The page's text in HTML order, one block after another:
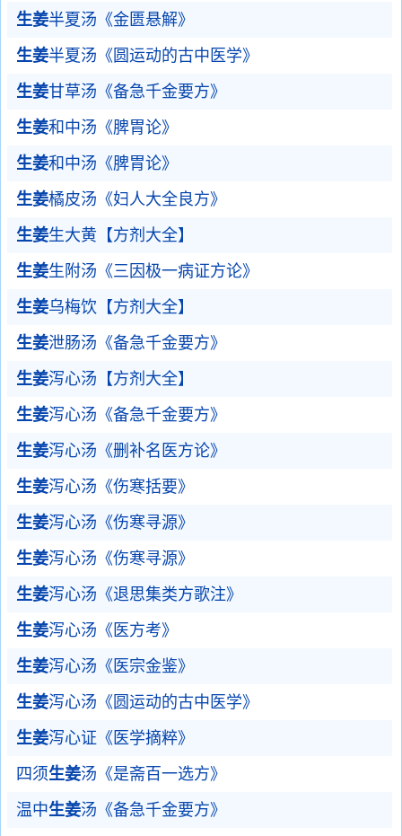
生姜半夏汤《金匮悬解》
生姜半夏汤《圆运动的古中医学》
生姜甘草汤《备急千金要方》
生姜和中汤《脾胃论》
生姜和中汤《脾胃论》
生姜橘皮汤《妇人大全良方》
生姜生大黄【方剂大全】
生姜生附汤《三因极一病证方论》
生姜乌梅饮【方剂大全】
生姜泄肠汤《备急千金要方》
生姜泻心汤【方剂大全】
生姜泻心汤《备急千金要方》
生姜泻心汤《删补名医方论》
生姜泻心汤《伤寒括要》
生姜泻心汤《伤寒寻源》
生姜泻心汤《伤寒寻源》
生姜泻心汤《退思集类方歌注》
生姜泻心汤《医方考》
生姜泻心汤《医宗金鉴》
生姜泻心汤《圆运动的古中医学》
生姜泻心证《医学摘粹》
四须生姜汤《是斋百一选方》
温中生姜汤《备急千金要方》